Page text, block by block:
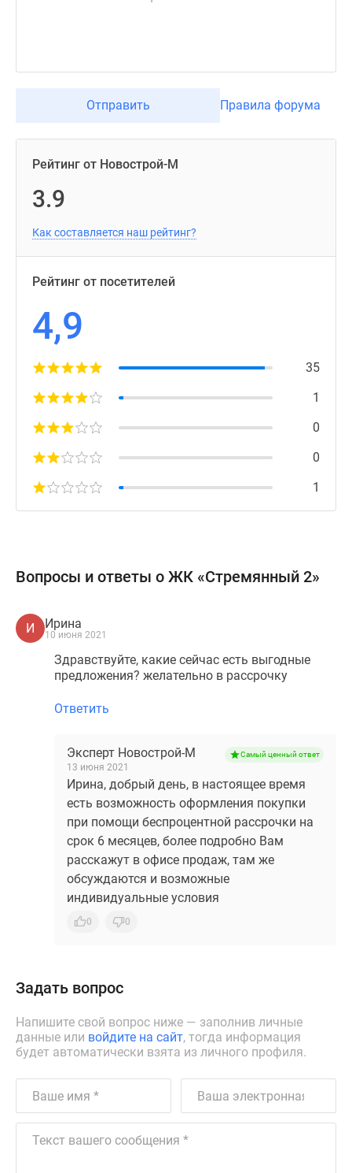
Отправить Правила форума
Рейтинг от Новострой-М
3.9
Как составляется наш рейтинг?
Рейтинг от посетителей
4,9
35
1
0
0
1
Вопросы и ответы о ЖК «Стремянный 2»
И Ирина
10 июня 2021
Здравствуйте, какие сейчас есть выгодные
предложения? желательно в рассрочку
Ответить
Эксперт Новострой-М
13 июня 2021
Самый ценный ответ
Ирина, добрый день, в настоящее время
есть возможность оформления покупки
при помощи беспроцентной рассрочки на
срок 6 месяцев, более подробно Вам
расскажут в офисе продаж, там же
обсуждаются и возможные
индивидуальные условия
0 0
Задать вопрос
Напишите свой вопрос ниже — заполнив личные
данные или войдите на сайт, тогда информация
будет автоматически взята из личного профиля.